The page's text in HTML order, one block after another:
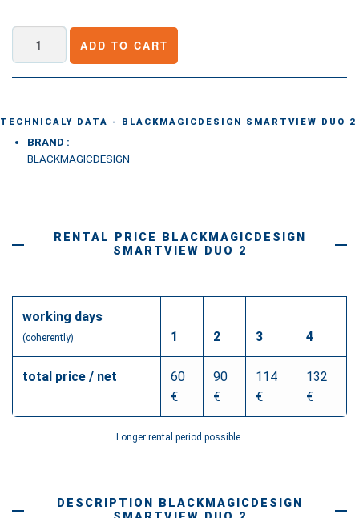
Blackmagicdesign
SmartView
Duo
quantity
ADD TO CART
TECHNICALY DATA - BLACKMAGICDESIGN SMARTVIEW DUO 2
BRAND :
BLACKMAGICDESIGN
RENTAL PRICE BLACKMAGICDESIGN
SMARTVIEW DUO 2
working days
(coherently) 1 2 3 4
total price / net
60
€
90
€
114
€
132
€
Longer rental period possible.
DESCRIPTION BLACKMAGICDESIGN